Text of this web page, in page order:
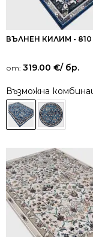
ВЪЛНЕН КИЛИМ - 810
от: 319.00 €/ бр.
Възможна